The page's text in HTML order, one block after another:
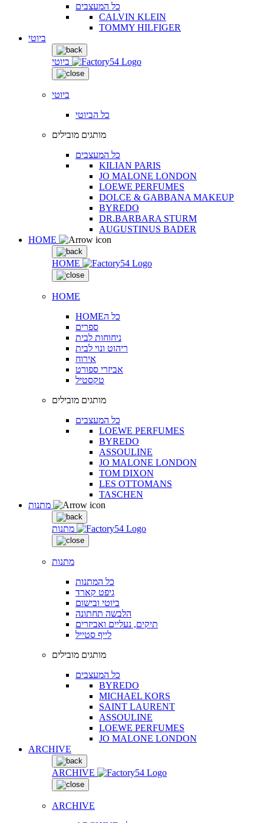
כל המעצבים
CALVIN KLEIN
TOMMY HILFIGER
ביוטי
ביוטי
ביוטי
כל הביוטי
מותגים מובילים
כל המעצבים
KILIAN PARIS
JO MALONE LONDON
LOEWE PERFUMES
DOLCE & GABBANA MAKEUP
BYREDO
DR.BARBARA STURM
AUGUSTINUS BADER
HOME
HOME
HOME
HOMEכל ה
ספרים
ניחוחות לבית
ריהוט ונוי לבית
אירוח
אביזרי ספורט
טקסטיל
מותגים מובילים
כל המעצבים
LOEWE PERFUMES
BYREDO
ASSOULINE
JO MALONE LONDON
TOM DIXON
LES OTTOMANS
TASCHEN
מתנות
מתנות
כל המתנות
גיפט קארד
ביוטי ובישום
הלבשה תחתונה
תיקים, נעליים ואביזרים
לייף סטייל
מותגים מובילים
כל המעצבים
BYREDO
MICHAEL KORS
SAINT LAURENT
ASSOULINE
LOEWE PERFUMES
JO MALONE LONDON
ARCHIVE
ARCHIVE
ARCHIVE